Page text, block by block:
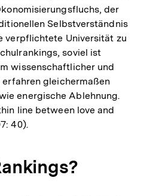
der
Selbstverständnis
verpflichtete Universität zu
soviel ist
wissenschaftlicher und
gleichermaßen
energische Ablehnung.
line between love and
40).